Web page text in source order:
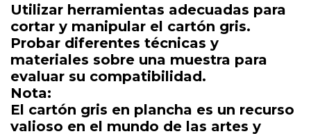
Utilizar herramientas adecuadas para
cortar y manipular el cartón gris.
Probar diferentes técnicas y
materiales sobre una muestra para
evaluar su compatibilidad.
Nota:
El cartón gris en plancha es un recurso
valioso en el mundo de las artes y